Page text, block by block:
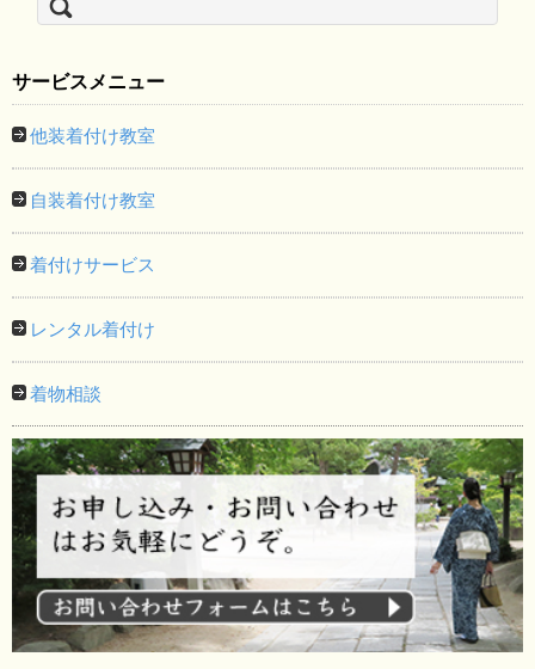
サービスメニュー
他装着付け教室
自装着付け教室
着付けサービス
レンタル着付け
着物相談